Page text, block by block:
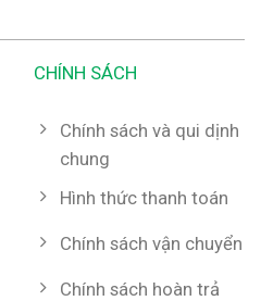
CHÍNH SÁCH
Chính sách và qui dịnh
chung
Hình thức thanh toán
Chính sách vận chuyển
Chính sách hoàn trả